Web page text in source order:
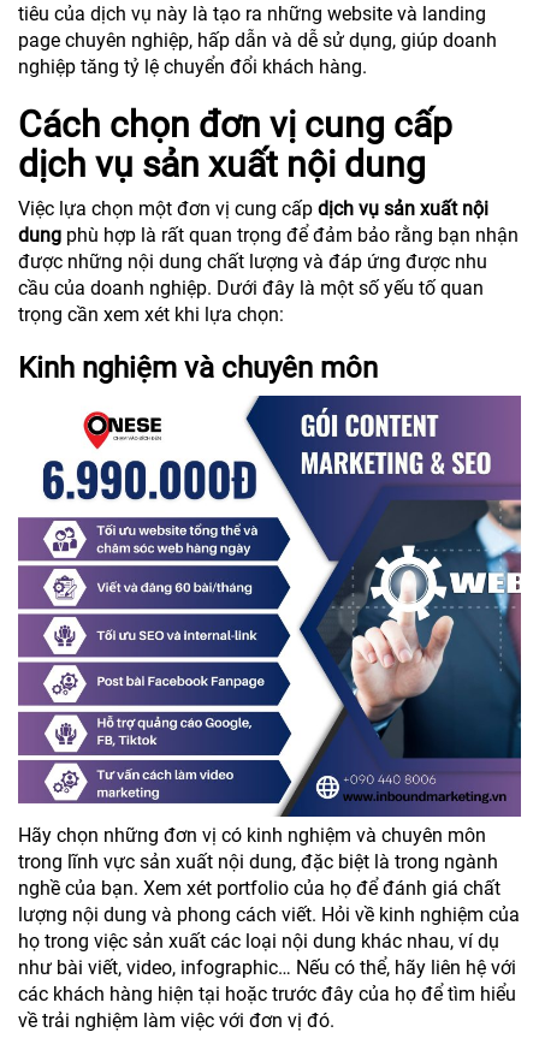
tiêu của dịch vụ này là tạo ra những website và landing
page chuyên nghiệp, hấp dẫn và dễ sử dụng, giúp doanh
nghiệp tăng tỷ lệ chuyển đổi khách hàng.
Cách chọn đơn vị cung cấp
dịch vụ sản xuất nội dung
Việc lựa chọn một đơn vị cung cấp dịch vụ sản xuất nội
dung phù hợp là rất quan trọng để đảm bảo rằng bạn nhận
được những nội dung chất lượng và đáp ứng được nhu
cầu của doanh nghiệp. Dưới đây là một số yếu tố quan
trọng cần xem xét khi lựa chọn:
Kinh nghiệm và chuyên môn
Hãy chọn những đơn vị có kinh nghiệm và chuyên môn
trong lĩnh vực sản xuất nội dung, đặc biệt là trong ngành
nghề của bạn. Xem xét portfolio của họ để đánh giá chất
lượng nội dung và phong cách viết. Hỏi về kinh nghiệm của
họ trong việc sản xuất các loại nội dung khác nhau, ví dụ
như bài viết, video, infographic… Nếu có thể, hãy liên hệ với
các khách hàng hiện tại hoặc trước đây của họ để tìm hiểu
về trải nghiệm làm việc với đơn vị đó.